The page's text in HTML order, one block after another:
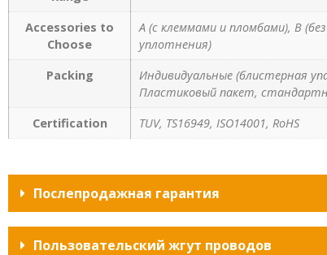
Accessories to
Choose
A (с клеммами и пломбами), B
уплотнения)
Packing
Индивидуальные (блистерная
Пластиковый пакет,
Certification
TUV, TS16949, ISO14001, RoHS
Послепродажная гарантия
Пользовательский жгут проводов